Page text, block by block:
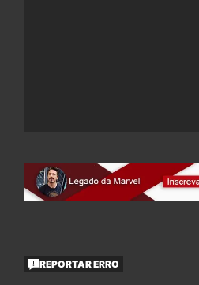
REPORTAR ERRO